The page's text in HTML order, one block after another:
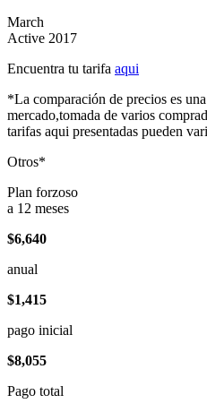
March
Active 2017
Encuentra tu tarifa aqui
*La comparación de precios es
mercado,tomada de varios
tarifas aqui presentadas pueden
Otros*
Plan forzoso
a 12 meses
$6,640
anual
$1,415
pago inicial
$8,055
Pago total